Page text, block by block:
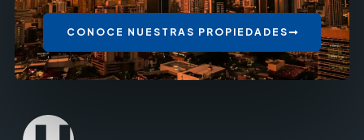
CONOCE NUESTRAS PROPIEDADES